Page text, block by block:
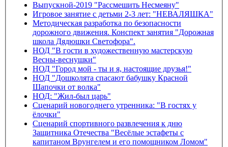
Выпускной-2019 "Рассмешить Несмеяну"
Игровое занятие с детьми 2-3 лет: "НЕВАЛЯШКА"
Методическая разработка по безопасности
дорожного движения. Конспект занятия "Дорожная
школа Дядюшки Светофора".
НОД "В гости в художественную мастерскую
Весны-веснушки"
НОД "Город мой - ты и я, настоящие друзья!"
НОД "Дошколята спасают бабушку Красной
Шапочки от волка"
НОД: "Жил-был царь"
Сценарий новогоднего утренника: "В гостях у
ёлочки"
Сценарий спортивного развлечения к дню
Защитника Отечества "Весёлые эстафеты с
капитаном Врунгелем и его помощником Ломом"